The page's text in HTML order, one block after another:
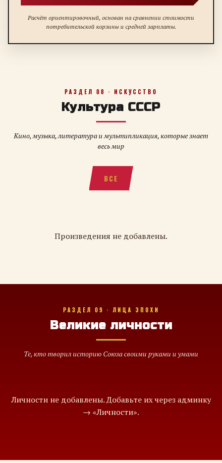
Расчёт ориентировочный, основан на сравнении стоимости
потребительской корзины и средней зарплаты.
РАЗДЕЛ 08 · ИСКУССТВО
Культура СССР
Кино, музыка, литература и мультипликация, которые знает
весь мир
ВСЕ
Произведения не добавлены.
РАЗДЕЛ 09 · ЛИЦА ЭПОХИ
Великие личности
Те, кто творил историю Союза своими руками и умами
Личности не добавлены. Добавьте их через админку
→ «Личности».